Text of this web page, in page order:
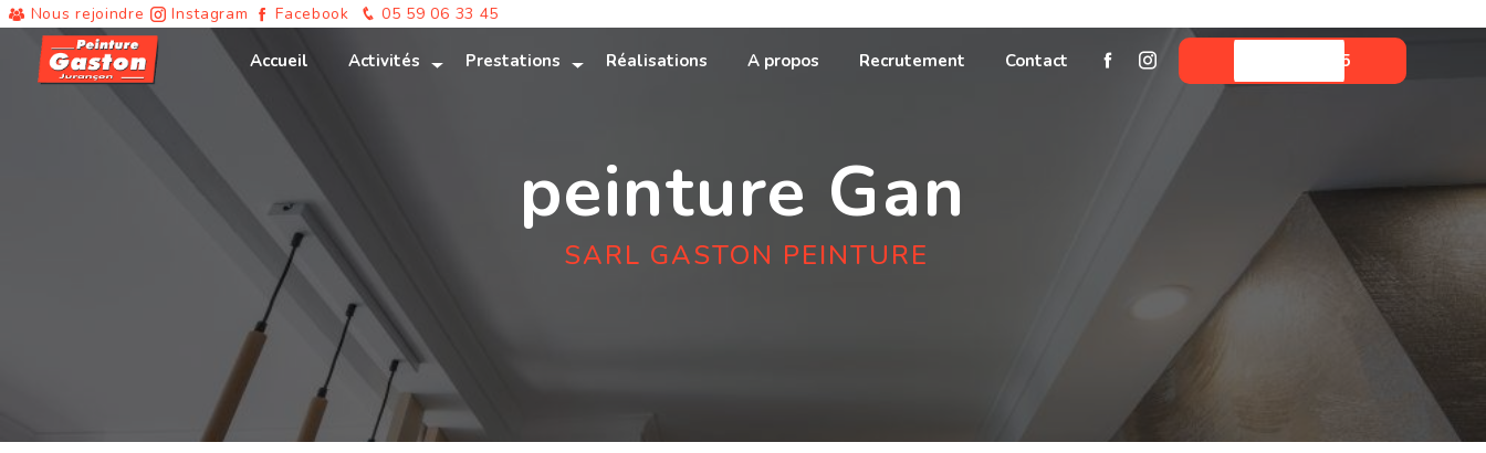
Nous rejoindre Instagram Facebook 05 59 06 33 45
Accueil Activités Prestations Réalisations A propos Recrutement Contact 05 59 06 33 45
peinture Gan
SARL GASTON PEINTURE
Panneau de gestion des cookies